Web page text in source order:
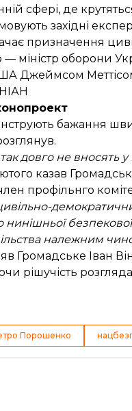
сфері, де
західні
призначення
— міністр оборони
Джеймсом
бажання
довго не вносять
казав
профільнго
належним
Громадське Іван
рішучість
Порошенко